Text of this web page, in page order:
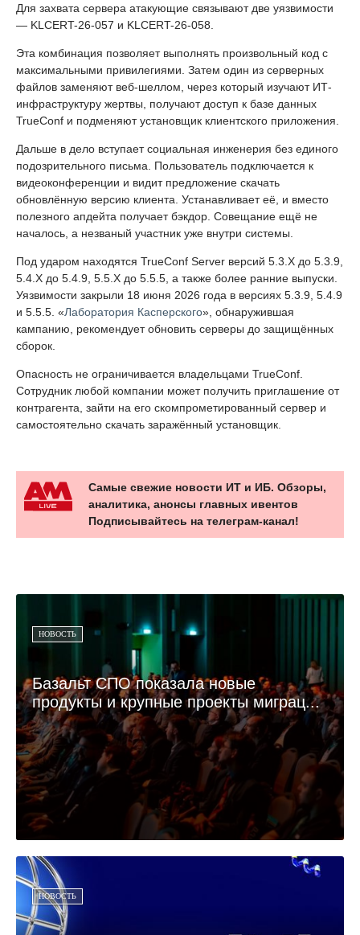
Для захвата сервера атакующие связывают две уязвимости
— KLCERT-26-057 и KLCERT-26-058.
Эта комбинация позволяет выполнять произвольный код с
максимальными привилегиями. Затем один из серверных
файлов заменяют веб-шеллом, через который изучают ИТ-
инфраструктуру жертвы, получают доступ к базе данных
TrueConf и подменяют установщик клиентского приложения.
Дальше в дело вступает социальная инженерия без единого
подозрительного письма. Пользователь подключается к
видеоконференции и видит предложение скачать
обновлённую версию клиента. Устанавливает её, и вместо
полезного апдейта получает бэкдор. Совещание ещё не
началось, а незваный участник уже внутри системы.
Под ударом находятся TrueConf Server версий 5.3.X до 5.3.9,
5.4.X до 5.4.9, 5.5.X до 5.5.5, а также более ранние выпуски.
Уязвимости закрыли 18 июня 2026 года в версиях 5.3.9, 5.4.9
и 5.5.5. «Лаборатория Касперского», обнаружившая
кампанию, рекомендует обновить серверы до защищённых
сборок.
Опасность не ограничивается владельцами TrueConf.
Сотрудник любой компании может получить приглашение от
контрагента, зайти на его скомпрометированный сервер и
самостоятельно скачать заражённый установщик.
Самые свежие новости ИТ и ИБ. Обзоры,
аналитика, анонсы главных ивентов
Подписывайтесь на телеграм-канал!
НОВОСТЬ
Базальт СПО показала новые
продукты и крупные проекты миграц...
НОВОСТЬ